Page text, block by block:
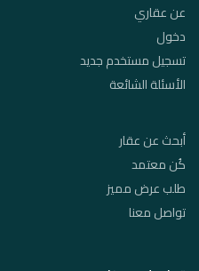
عن عقاري
دخول
تسجيل مستخدم جديد
الأسئلة الشائعة
أبحث عن عقار
كُن معتمد
طلب عرض مميز
تواصل معنا